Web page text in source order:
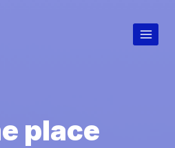
place